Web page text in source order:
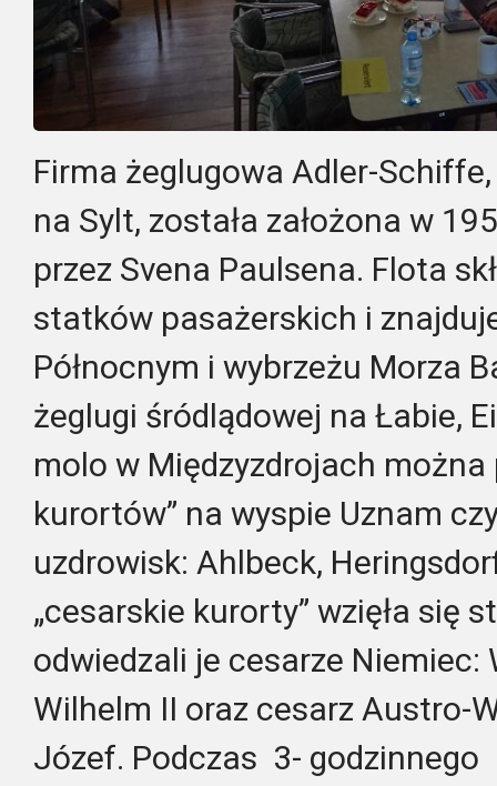
Firma żeglugowa Adler-
na Sylt, została założona w
przez Svena Paulsena. Flota
statków pasażerskich i
Północnym i wybrzeżu Morza
żeglugi śródlądowej na Łabie,
molo w Międzyzdrojach można
kurortów” na wyspie Uznam
uzdrowisk: Ahlbeck,
„cesarskie kurorty” wzięła się
odwiedzali je cesarze Niemiec:
Wilhelm II oraz cesarz Austro-
Józef. Podczas 3-